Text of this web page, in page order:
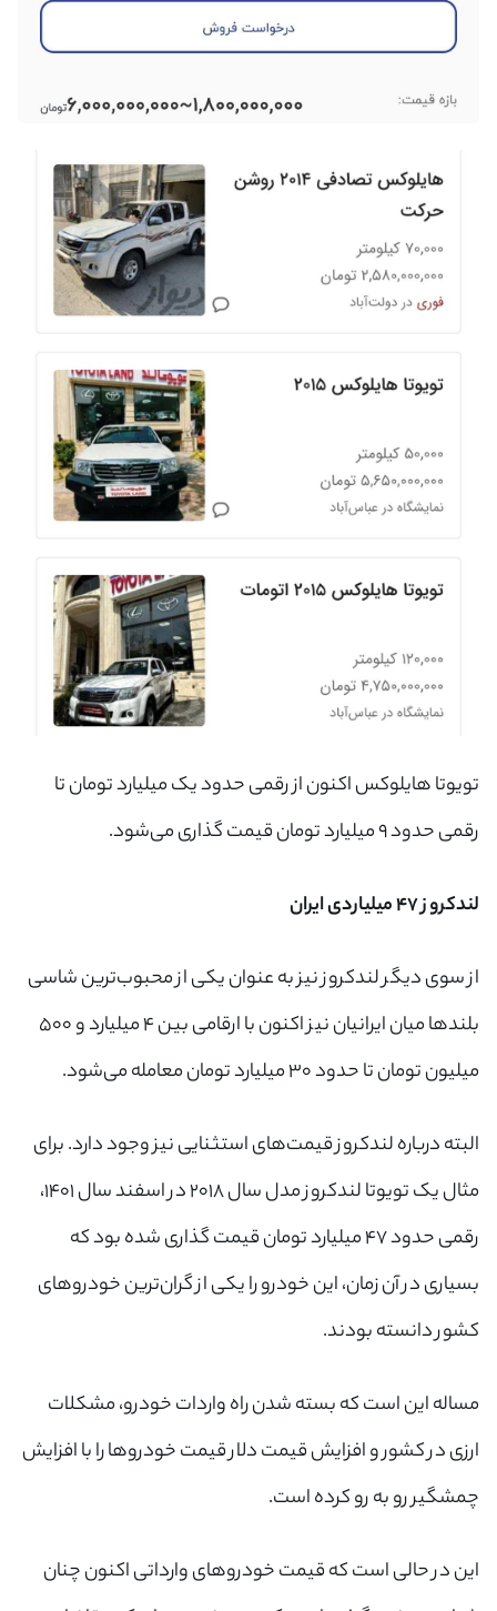
تویوتا هایلوکس اکنون از رقمی حدود یک میلیارد تومان تا
رقمی حدود ۹ میلیارد تومان قیمت گذاری می‌شود.
لندکروز ۴۷ میلیاردی ایران
از سوی دیگر لندکروز نیز به عنوان یکی از محبوب‌ترین شاسی
بلندها میان ایرانیان نیز اکنون با ارقامی بین ۴ میلیارد و ۵۰۰
میلیون تومان تا حدود ۳۰ میلیارد تومان معامله می‌شود.
البته درباره لندکروز قیمت‌های استثنایی نیز وجود دارد. برای
مثال یک تویوتا لندکروز مدل سال ۲۰۱۸ در اسفند سال ۱۴۰۱،
رقمی حدود ۴۷ میلیارد تومان قیمت گذاری شده بود که
بسیاری در آن زمان، این خودرو را یکی از گران‌ترین خودروهای
کشور دانسته بودند.
مساله این است که بسته شدن راه واردات خودرو، مشکلات
ارزی در کشور و افزایش قیمت دلار قیمت خودروها را با افزایش
چمشگیر رو به رو کرده است.
این در حالی است که قیمت خودروهای وارداتی اکنون چنان